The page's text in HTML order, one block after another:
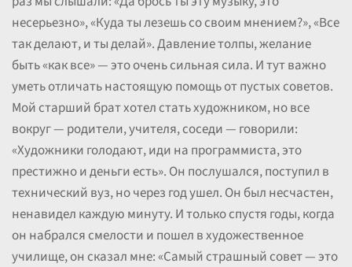
несерьезно», «Куда ты лезешь со своим мнением?», «Все
так делают, и ты делай». Давление толпы, желание
быть «как все» — это очень сильная сила. И тут важно
уметь отличать настоящую помощь от пустых советов.
Мой старший брат хотел стать художником, но все
вокруг — родители, учителя, соседи — говорили:
«Художники голодают, иди на программиста, это
престижно и деньги есть». Он послушался, поступил в
технический вуз, но через год ушел. Он был несчастен,
ненавидел каждую минуту. И только спустя годы, когда
он набрался смелости и пошел в художественное
училище, он сказал мне: «Самый страшный совет — это